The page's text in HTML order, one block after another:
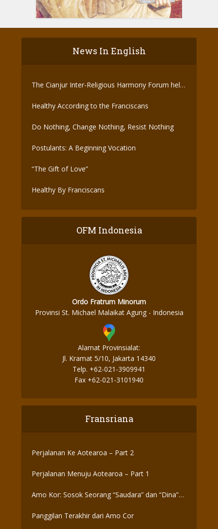
News In English
The Cianjur Inter-Religious Harmony Forum held
Healthy According to the Franciscans
Do Nothing, Change Nothing, Resist Nothing
Postulants: A Beginning Vocation
“The Gift of Love”
Healthy By Franciscans
OFM Indonesia
Ordo Fratrum Minorum
Provinsi St. Michael Malaikat Agung - Indonesia
Alamat Provinsialat:
Jl. Kramat 5/10, Jakarta 14340
Telp. +62-021-3909941
Fax +62-021-3101940
Fransriana
Perjalanan Ke Aotearoa – Part 2
Perjalanan Menuju Aotearoa – Part 1
Amo Kor: Sosok Seorang “Saudara” dan “Dina”
Panggilan Terakhir dari Amo Cor